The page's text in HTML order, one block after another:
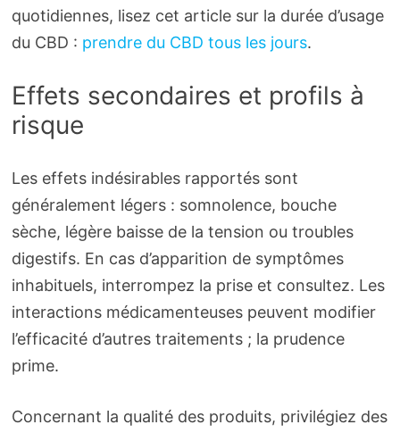
quotidiennes, lisez cet article sur la durée d’usage
du CBD : prendre du CBD tous les jours.
Effets secondaires et profils à
risque
Les effets indésirables rapportés sont
généralement légers : somnolence, bouche
sèche, légère baisse de la tension ou troubles
digestifs. En cas d’apparition de symptômes
inhabituels, interrompez la prise et consultez. Les
interactions médicamenteuses peuvent modifier
l’efficacité d’autres traitements ; la prudence
prime.
Concernant la qualité des produits, privilégiez des